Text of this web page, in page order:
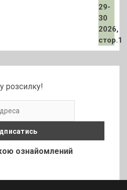
розсилку!
ознайомлений